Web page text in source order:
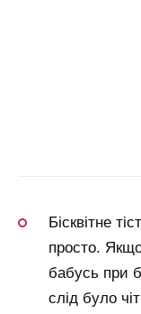
Бісквітне
просто.
бабусь при
слід було